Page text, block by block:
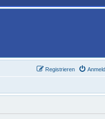
Registrieren